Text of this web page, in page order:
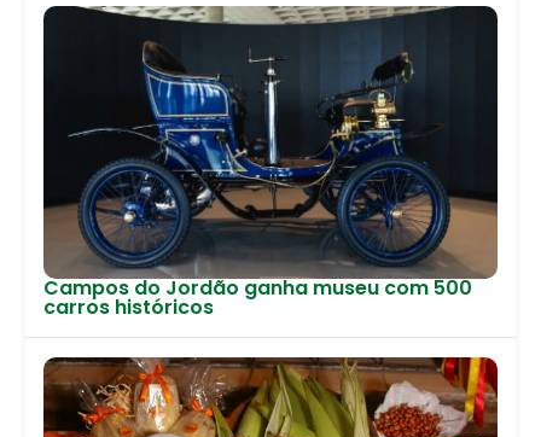
Campos do Jordão ganha museu com 500
carros históricos